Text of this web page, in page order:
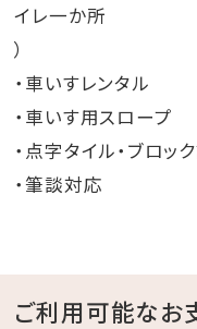
イレ一か所
）
・車いすレンタル
・車いす用スロープ
・点字タイル・ブロッ
・筆談対応
ご利用可能なお